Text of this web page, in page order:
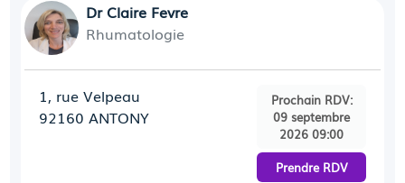
Dr Claire Fevre
Rhumatologie
1, rue Velpeau
92160 ANTONY
Prochain RDV:
09 septembre
2026 09:00
Prendre RDV